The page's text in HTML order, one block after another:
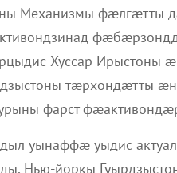
Механизмы фæлгæтты
Хуссар
тæрхондæтты
фарст
уынаффæ уыдис
Нью-йоркы